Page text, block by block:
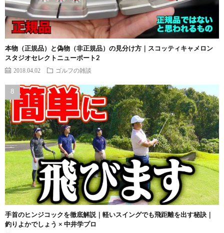
本物（正規品）と偽物（非正規品）の見分け方｜スコッティキャメロン
スタジオセレクトニューポート2
2018.04.02 ゴルフの雑談
手首のヒンジコックを徹底解説｜軽いスイングでも飛距離を出す秘訣｜
釣りよかでしょう × 中井学プロ